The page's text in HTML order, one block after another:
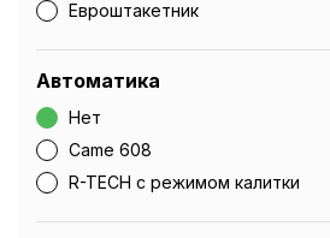
Евроштакетник
Автоматика
Нет
Came 608
R-TECH с режимом калитки